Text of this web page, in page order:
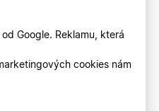
Google. Reklamu, která
cookies nám